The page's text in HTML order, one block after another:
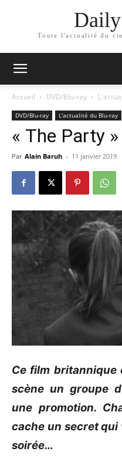
Toute l'actualité du
Accueil DVD/Blu-ray
DVD/Blu-ray L'actualité du Blu-ray
« The Party
Par Alain Baruh - 11 janvier 2019
Ce film britannique
scène un groupe
une promotion.
cache un secret qui
soirée…